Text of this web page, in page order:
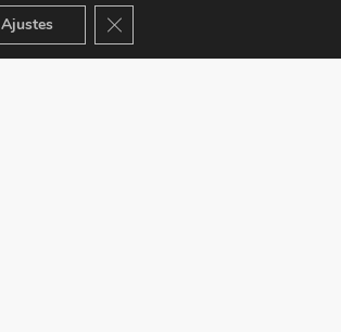
Ajustes Cerrar el banner de cookies RGPD